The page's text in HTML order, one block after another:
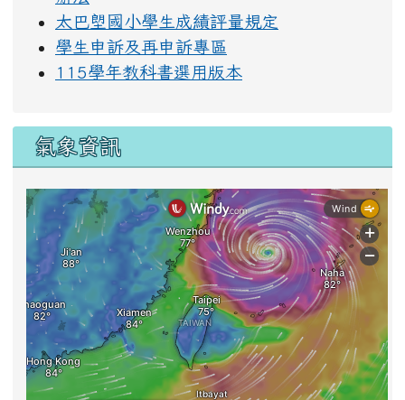
左邊區域內容
校務連結
校外人士入校注意須知
太巴塱國小校園數位學習載具管理與借用
辦法
太巴塱國小學生成績評量規定
學生申訴及再申訴專區
115學年教科書選用版本